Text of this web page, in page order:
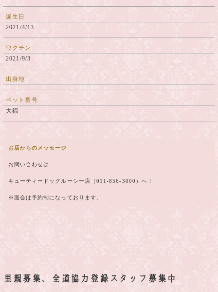
誕生日
2021/4/13
ワクチン
2021/9/3
出身地
ペット番号
大福
お店からのメッセージ
お問い合わせは
キューティードッグルーシー店（011-856-3000）へ！
※面会は予約制になっております。
里親募集、全道協力登録スタッフ募集中